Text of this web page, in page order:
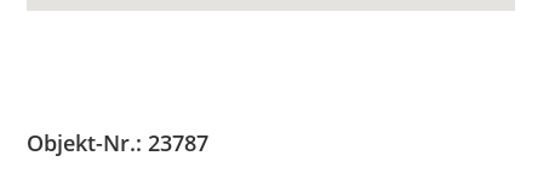
Objekt-Nr.: 23787